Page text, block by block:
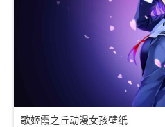
歌姬霞之丘动漫女孩壁纸